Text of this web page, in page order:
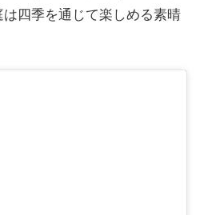
四季を通じて楽しめる素晴